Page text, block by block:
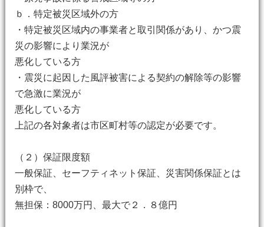
ｂ．特定被災区域外の方
・特定被災区域内の事業者と取引関係があり、かつ震
災の影響により業況が
悪化している方
・震災に起因した風評被害による契約の解除等の影響
で急激に業況が
悪化している方
上記の各対象者は市区町村等の認定が必要です。
（２）保証限度額
一般保証、セーフティネット保証、災害関係保証とは
別枠で、
無担保：8000万円、最大で２．８億円